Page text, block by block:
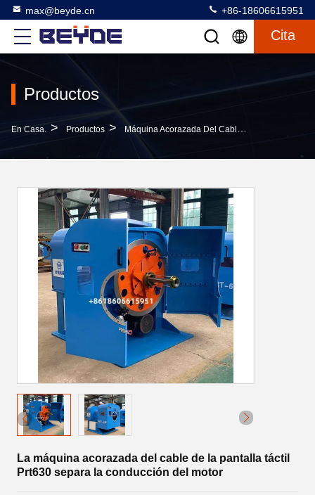
max@beyde.cn +86-18606615951
Cita
Productos
En Casa. > Productos > Máquina Acorazada Del Cable
La máquina acorazada del cable de la pantalla táctil
Prt630 separa la conducción del motor